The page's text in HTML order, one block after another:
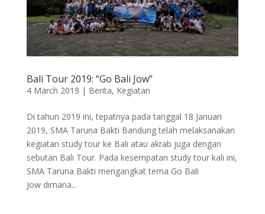
Bali Tour 2019: “Go Bali Jow”
4 March 2019 | Berita, Kegiatan
Di tahun 2019 ini, tepatnya pada tanggal 18 Januari
2019, SMA Taruna Bakti Bandung telah melaksanakan
kegiatan study tour ke Bali atau akrab juga dengan
sebutan Bali Tour. Pada kesempatan study tour kali ini,
SMA Taruna Bakti mengangkat tema Go Bali
Jow dimana...